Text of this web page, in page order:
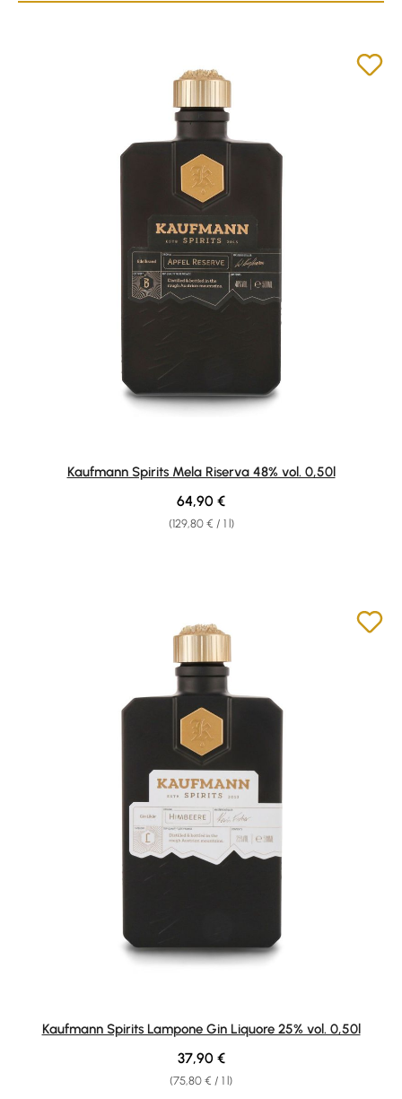
Kaufmann Spirits Mela Riserva 48% vol. 0,50l
(129,80 € / 1 l)
Regular price:
64,90 €
Kaufmann Spirits Lampone Gin Liquore 25% vol. 0,50l
(75,80 € / 1 l)
Regular price:
37,90 €